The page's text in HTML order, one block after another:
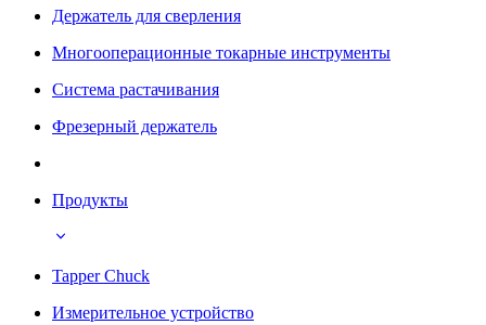
Держатель для сверления
Многооперационные токарные инструменты
Система растачивания
Фрезерный держатель
Продукты
Tapper Chuck
Измерительное устройство